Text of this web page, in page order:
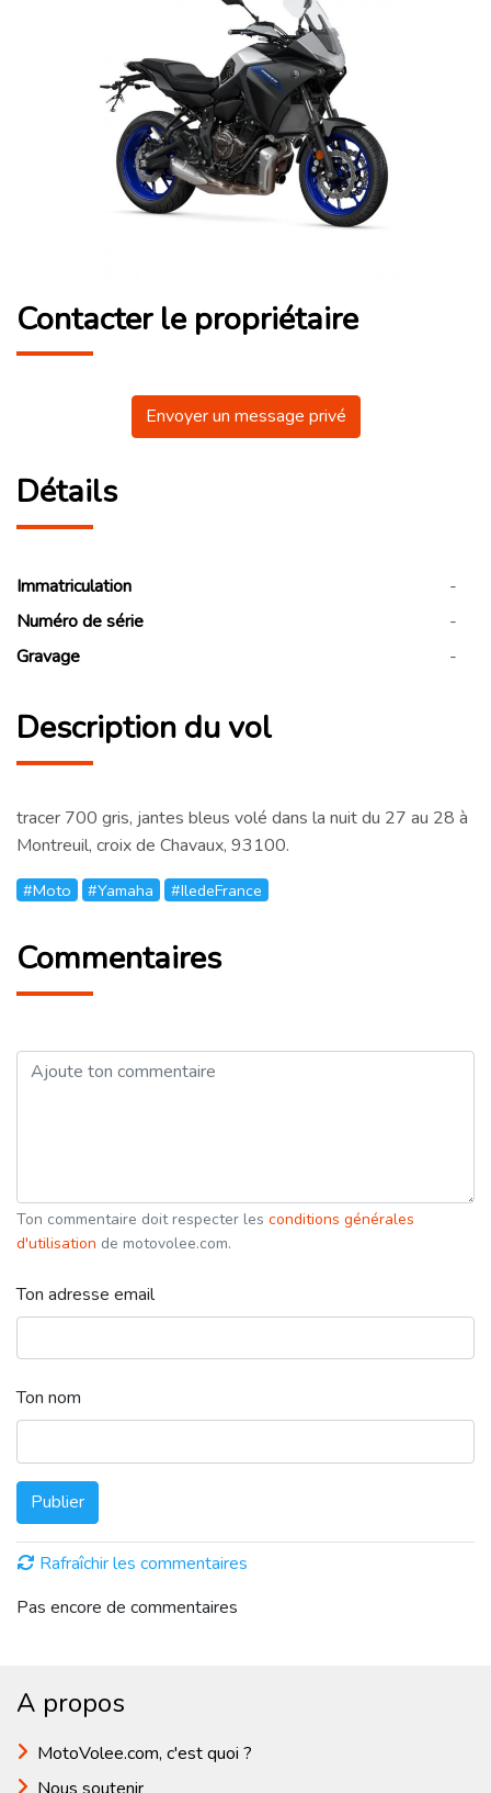
Contacter le propriétaire
Envoyer un message privé
Détails
Immatriculation
-
Numéro de série
-
Gravage
-
Description du vol
tracer 700 gris, jantes bleus volé dans la nuit du 27 au 28 à
Montreuil, croix de Chavaux, 93100.
#Moto #Yamaha #IledeFrance
Commentaires
Ton commentaire doit respecter les conditions générales
d'utilisation de motovolee.com.
Ton adresse email
Ton nom
Publier
Rafraîchir les commentaires
Pas encore de commentaires
A propos
MotoVolee.com, c'est quoi ?